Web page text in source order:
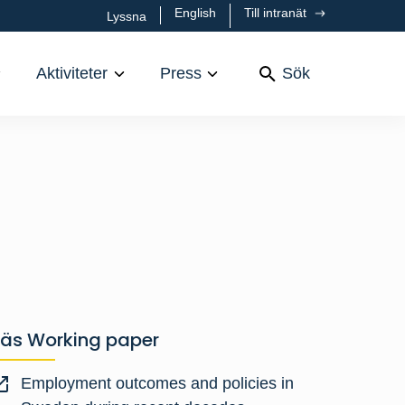
Lyssna English Till intranät
Aktiviteter Press Sök
Working paper
Employment outcomes and policies in